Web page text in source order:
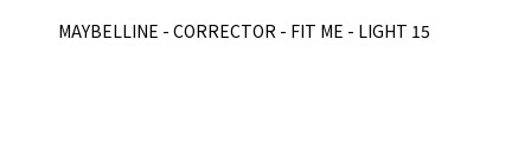
MAYBELLINE - CORRECTOR - FIT ME - LIGHT 15